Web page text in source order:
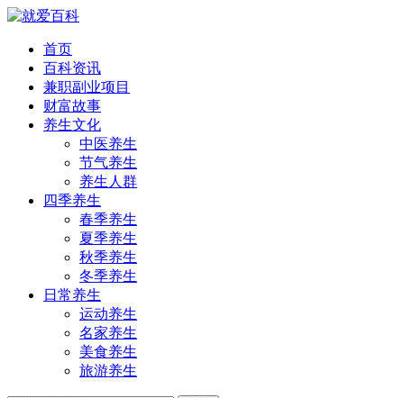
首页
百科资讯
兼职副业项目
财富故事
养生文化
中医养生
节气养生
养生人群
四季养生
春季养生
夏季养生
秋季养生
冬季养生
日常养生
运动养生
名家养生
美食养生
旅游养生